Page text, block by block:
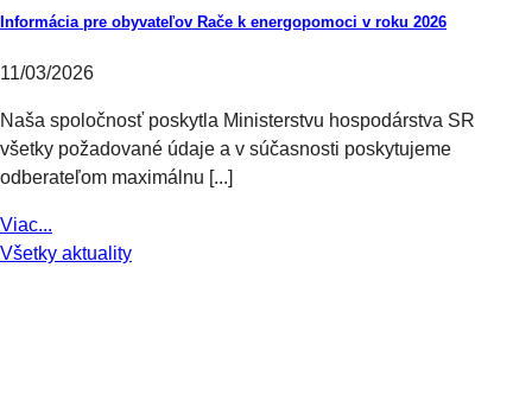
Informácia pre obyvateľov Rače k energopomoci v roku 2026
11/03/2026
Naša spoločnosť poskytla Ministerstvu hospodárstva SR
všetky požadované údaje a v súčasnosti poskytujeme
odberateľom maximálnu [...]
Viac...
Všetky aktuality